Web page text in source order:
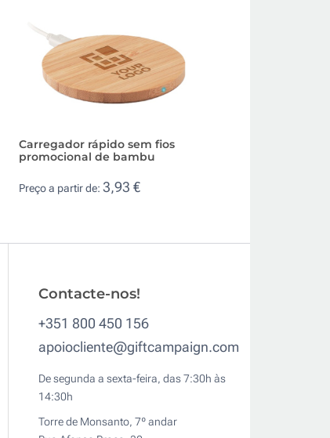
Carregador rápido sem fios
promocional de bambu
Preço a partir de: 3,93 €
Contacte-nos!
+351 800 450 156
apoiocliente@giftcampaign.com
De segunda a sexta-feira, das 7:30h às
14:30h
Torre de Monsanto, 7º andar